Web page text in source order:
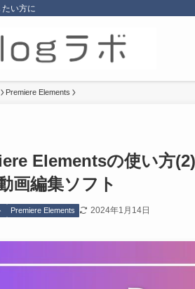
い方に
Premiere Elements
Elementsの使い方
画編集ソフト
Premiere Elements 2024年1月14日